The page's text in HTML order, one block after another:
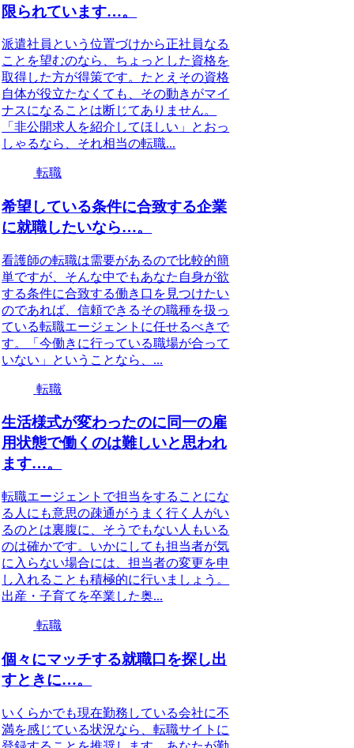
限られています…。
派遣社員という位置づけから正社員なる
ことを望むのなら、ちょっとした資格を
取得した方が得策です。たとえその資格
自体が役立たなくても、その動きがマイ
ナスになることは断じてありません。
「非公開求人を紹介してほしい」とおっ
しゃるなら、それ相当の転職...
転職
希望している条件に合致する企業
に就職したいなら…。
看護師の転職は需要があるので比較的簡
単ですが、そんな中でもあなた自身が欲
する条件に合致する働き口を見つけたい
のであれば、信頼できるその職種を扱っ
ている転職エージェントに任せるべきで
す。「今働きに行っている職場が合って
いない」ということなら、...
転職
生活様式が変わったのに同一の雇
用状態で働くのは難しいと思われ
ます…。
転職エージェントで担当をすることにな
る人にも意思の疎通がうまく行く人がい
るのとは裏腹に、そうでもない人もいる
のは確かです。いかにしても担当者が気
に入らない場合には、担当者の変更を申
し入れることも積極的に行いましょう。
出産・子育てを卒業した奥...
転職
個々にマッチする就職口を探し出
すときに…。
いくらかでも現在勤務している会社に不
満を感じている状況なら、転職サイトに